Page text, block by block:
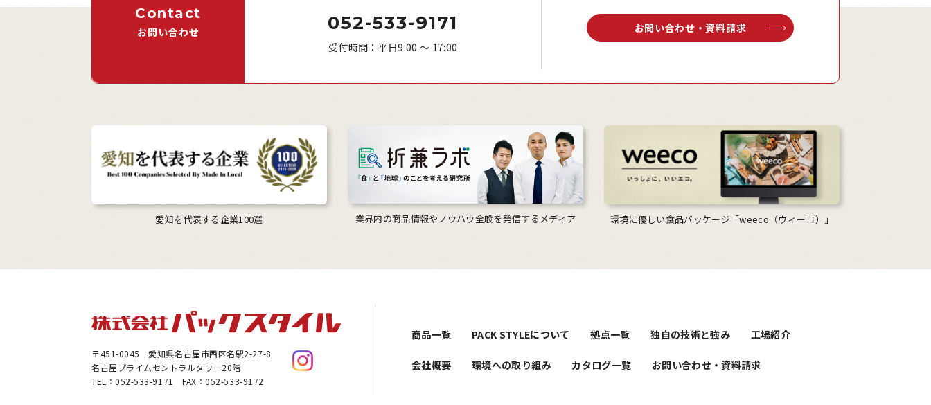
Contact
お問い合わせ 052-533-9171
受付時間：平日9:00 ～ 17:00
お問い合わせ・資料請求
愛知を代表する企業100選 業界内の商品情報やノウハウ全般を発信するメディア 環境に優しい食品パッケージ「weeco（ウィーコ）」
〒451-0045 愛知県名古屋市西区名駅2-27-8
名古屋プライムセントラルタワー20階
TEL：052-533-9171 FAX：052-533-9172
商品一覧 PACK STYLEについて 拠点一覧 独自の技術と強み 工場紹介
会社概要 環境への取り組み カタログ一覧 お問い合わせ・資料請求